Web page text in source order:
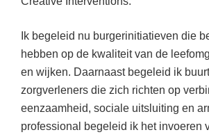
Ik begeleid nu burgerinitiatieven die
hebben op de kwaliteit van de
en wijken. Daarnaast begeleid ik
zorgverleners die zich richten op
eenzaamheid, sociale uitsluiting en
professional begeleid ik het invoeren